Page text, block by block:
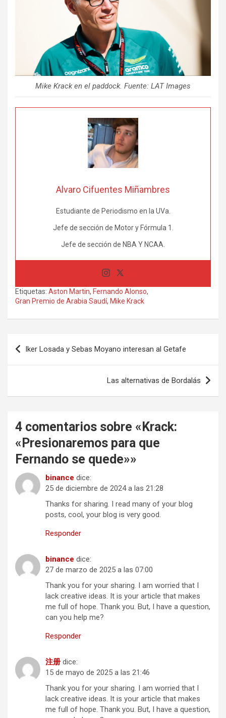
Mike Krack en el paddock. Fuente: LAT Images
Alvaro Cifuentes Miñambres
Estudiante de Periodismo en la UVa.
Jefe de sección de Motor y Fórmula 1.
Jefe de sección de NBA Y NCAA.
Etiquetas: Aston Martin, Fernando Alonso,
Gran Premio de Arabia Saudí, Mike Krack
Navegación
de
Iker Losada y Sebas Moyano interesan al Getafe
Las alternativas de Bordalás
4 comentarios sobre « Krack:
«Presionaremos para que
Fernando se quede»»
binance dice:
25 de diciembre de 2024 a las 21:28
Thanks for sharing. I read many of your blog
posts, cool, your blog is very good.
Responder
binance dice:
27 de marzo de 2025 a las 07:00
Thank you for your sharing. I am worried that I
lack creative ideas. It is your article that makes
me full of hope. Thank you. But, I have a question,
can you help me?
Responder
注册 dice:
15 de mayo de 2025 a las 21:46
Thank you for your sharing. I am worried that I
lack creative ideas. It is your article that makes
me full of hope. Thank you. But, I have a question,